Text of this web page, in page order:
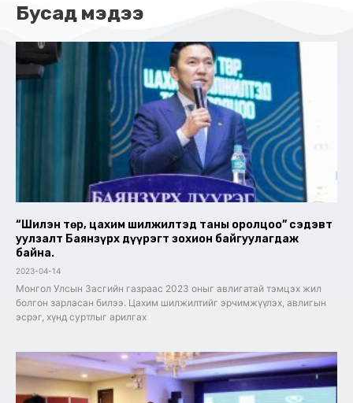
Бусад мэдээ
“Шилэн төр, цахим шилжилтэд таны оролцоо” сэдэвт
уулзалт Баянзүрх дүүрэгт зохион байгуулагдаж
байна.
2023-04-14
Монгол Улсын Засгийн газраас 2023 оныг авлигатай тэмцэх жил
болгон зарласан билээ. Цахим шилжилтийг эрчимжүүлэх, авлигын
эсрэг, хүнд суртлыг арилгах